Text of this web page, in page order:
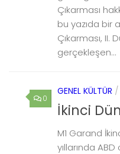
Çıkarması
bu yazıda bir
Çıkarması, II.
gerçekleşen...
0
GENEL KÜLTÜR /
İkinci
M1 Garand
yıllarında